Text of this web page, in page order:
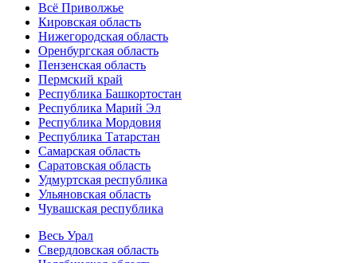
Всё Приволжье
Кировская область
Нижегородская область
Оренбургская область
Пензенская область
Пермский край
Республика Башкортостан
Республика Марий Эл
Республика Мордовия
Республика Татарстан
Самарская область
Саратовская область
Удмуртская республика
Ульяновская область
Чувашская республика
Весь Урал
Свердловская область